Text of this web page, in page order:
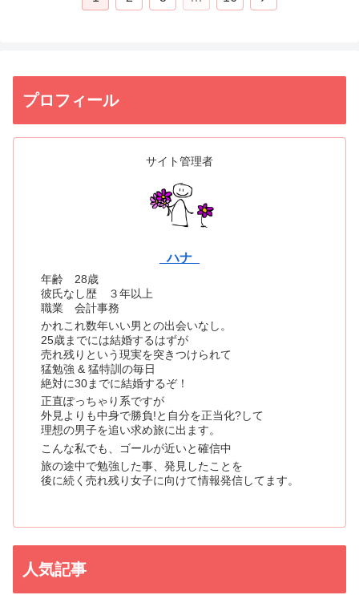
プロフィール
サイト管理者
_ハナ_
年齢 28歳
彼氏なし歴 ３年以上
職業 会計事務
かれこれ数年いい男との出会いなし。
25歳までには結婚するはずが
売れ残りという現実を突きつけられて
猛勉強 & 猛特訓の毎日
絶対に30までに結婚するぞ！
正直ぽっちゃり系ですが
外見よりも中身で勝負!と自分を正当化?して
理想の男子を追い求め旅に出ます。
こんな私でも、ゴールが近いと確信中
旅の途中で勉強した事、発見したことを
後に続く売れ残り女子に向けて情報発信してます。
人気記事